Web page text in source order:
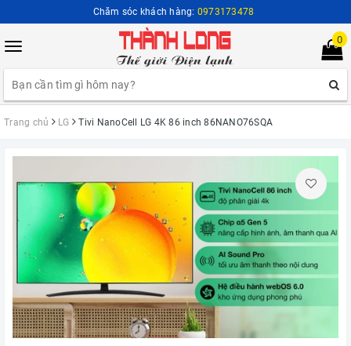
Chăm sóc khách hàng: 0973173478
Toggle
0
Trang chủ LG Tivi NanoCell LG 4K 86 inch 86NANO76SQA